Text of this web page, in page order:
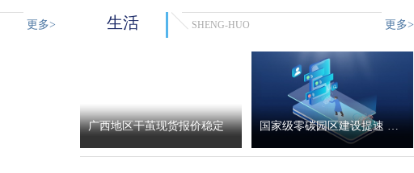
更多> 生活 SHENG-HUO 更多>
广西地区干茧现货报价稳定 国家级零碳园区建设提速 分